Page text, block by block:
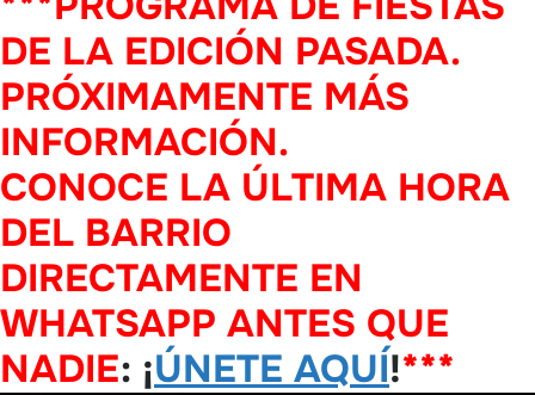
DE LA EDICIÓN PASADA.
PRÓXIMAMENTE MÁS
INFORMACIÓN.
CONOCE LA ÚLTIMA HORA
DEL BARRIO
DIRECTAMENTE EN
WHATSAPP ANTES QUE
NADIE: ¡ÚNETE AQUÍ!***